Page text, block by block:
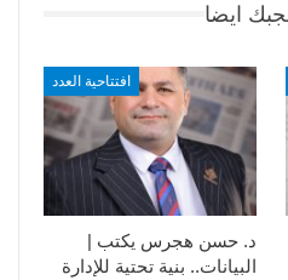
ايضا
افتتاحية العدد
د. حسن هجرس يكتب |
البيانات.. بنية تحتية للإدارة